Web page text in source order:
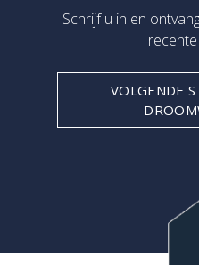
Schrijf u in en
VOLGENDE